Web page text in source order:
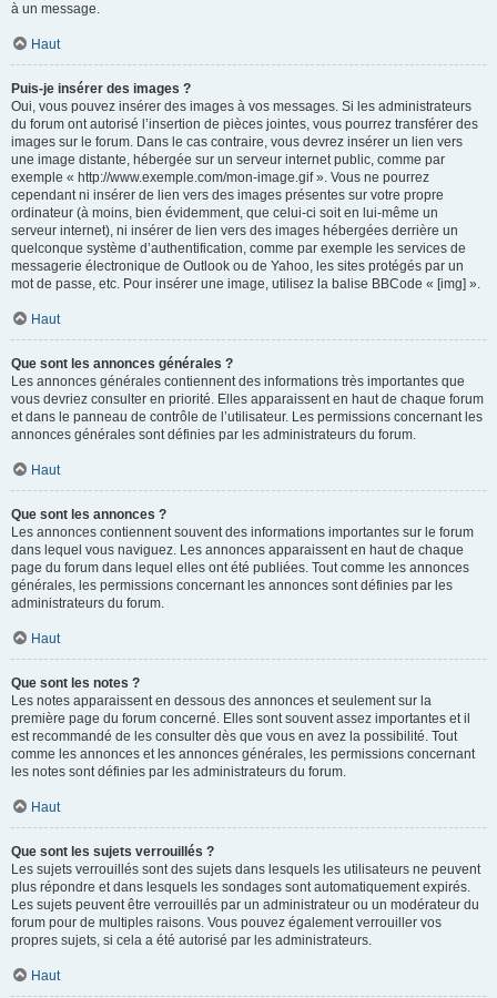
à un message.
Haut
Puis-je insérer des images ?
Oui, vous pouvez insérer des images à vos messages. Si les administrateurs
du forum ont autorisé l’insertion de pièces jointes, vous pourrez transférer des
images sur le forum. Dans le cas contraire, vous devrez insérer un lien vers
une image distante, hébergée sur un serveur internet public, comme par
exemple « http://www.exemple.com/mon-image.gif ». Vous ne pourrez
cependant ni insérer de lien vers des images présentes sur votre propre
ordinateur (à moins, bien évidemment, que celui-ci soit en lui-même un
serveur internet), ni insérer de lien vers des images hébergées derrière un
quelconque système d’authentification, comme par exemple les services de
messagerie électronique de Outlook ou de Yahoo, les sites protégés par un
mot de passe, etc. Pour insérer une image, utilisez la balise BBCode « [img] ».
Haut
Que sont les annonces générales ?
Les annonces générales contiennent des informations très importantes que
vous devriez consulter en priorité. Elles apparaissent en haut de chaque forum
et dans le panneau de contrôle de l’utilisateur. Les permissions concernant les
annonces générales sont définies par les administrateurs du forum.
Haut
Que sont les annonces ?
Les annonces contiennent souvent des informations importantes sur le forum
dans lequel vous naviguez. Les annonces apparaissent en haut de chaque
page du forum dans lequel elles ont été publiées. Tout comme les annonces
générales, les permissions concernant les annonces sont définies par les
administrateurs du forum.
Haut
Que sont les notes ?
Les notes apparaissent en dessous des annonces et seulement sur la
première page du forum concerné. Elles sont souvent assez importantes et il
est recommandé de les consulter dès que vous en avez la possibilité. Tout
comme les annonces et les annonces générales, les permissions concernant
les notes sont définies par les administrateurs du forum.
Haut
Que sont les sujets verrouillés ?
Les sujets verrouillés sont des sujets dans lesquels les utilisateurs ne peuvent
plus répondre et dans lesquels les sondages sont automatiquement expirés.
Les sujets peuvent être verrouillés par un administrateur ou un modérateur du
forum pour de multiples raisons. Vous pouvez également verrouiller vos
propres sujets, si cela a été autorisé par les administrateurs.
Haut